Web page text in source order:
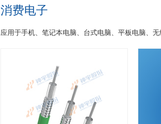
消费电子
应用于手机、笔记本电脑、台式电脑、平板电脑、